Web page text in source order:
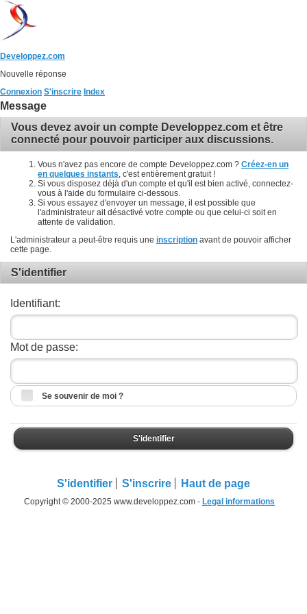
Developpez.com
Nouvelle réponse
Connexion S'inscrire Index
Message
Vous devez avoir un compte Developpez.com et être
connecté pour pouvoir participer aux discussions.
Vous n'avez pas encore de compte Developpez.com ? Créez-en un
en quelques instants , c'est entièrement gratuit !
Si vous disposez déjà d'un compte et qu'il est bien activé, connectez-
vous à l'aide du formulaire ci-dessous.
Si vous essayez d'envoyer un message, il est possible que
l'administrateur ait désactivé votre compte ou que celui-ci soit en
attente de validation.
L'administrateur a peut-être requis une inscription avant de pouvoir afficher
cette page.
S'identifier
Identifiant:
Mot de passe:
Se souvenir de moi ?
S'identifier
S'identifier S'inscrire Haut de page
Copyright © 2000-2025 www.developpez.com - Legal informations